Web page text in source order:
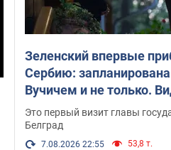
Зеленский впервые
Сербию: запланирована
Вучичем и не только.
Это первый визит главы
Белград
7.08.2026 22:55 53,8 т.